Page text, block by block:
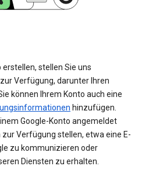
erstellen, stellen Sie uns
zur Verfügung, darunter Ihren
können Ihrem Konto auch eine
hinzufügen.
Google-Konto angemeldet
zur Verfügung stellen, etwa eine E-
zu kommunizieren oder
Diensten zu erhalten.